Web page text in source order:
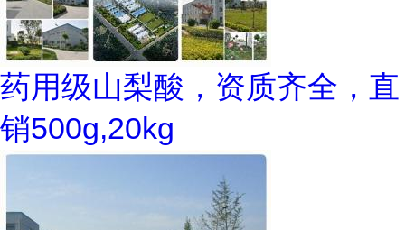
药用级山梨酸，资质齐全，直
销500g,20kg